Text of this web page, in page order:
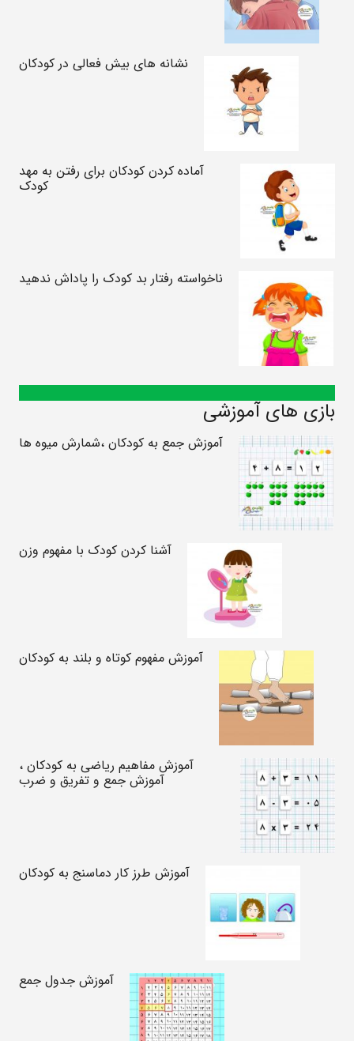
نشانه های بیش فعالی در کودکان
آماده کردن کودکان برای رفتن به مهد
کودک
ناخواسته رفتار بد کودک را پاداش ندهید
بازی های آموزشی
آموزش جمع به کودکان ،شمارش میوه ها
آشنا کردن کودک با مفهوم وزن
آموزش مفهوم کوتاه و بلند به کودکان
آموزش مفاهیم ریاضی به کودکان ،
آموزش جمع و تفریق و ضرب
آموزش طرز کار دماسنج به کودکان
آموزش جدول جمع